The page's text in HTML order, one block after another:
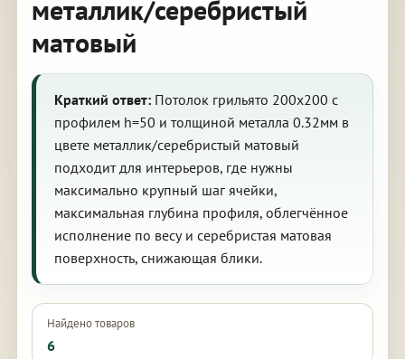
металлик/серебристый
матовый
Краткий ответ:Потолок грильято 200х200 с
профилем h=50 и толщиной металла 0.32мм в
цвете металлик/серебристый матовый
подходит для интерьеров, где нужны
максимально крупный шаг ячейки,
максимальная глубина профиля, облегчённое
исполнение по весу и серебристая матовая
поверхность, снижающая блики.
Найдено товаров
6